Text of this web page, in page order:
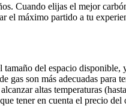
Cuando elijas el mejor
el máximo partido a tu
del espacio disponible,
gas son más adecuadas para
altas temperaturas
tener en cuenta el precio